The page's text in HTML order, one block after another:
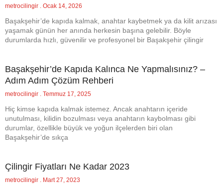
metrocilingir Ocak 14, 2026
Başakşehir’de kapıda kalmak, anahtar kaybetmek ya da kilit arızası
yaşamak günün her anında herkesin başına gelebilir. Böyle
durumlarda hızlı, güvenilir ve profesyonel bir Başakşehir çilingir
Başakşehir’de Kapıda Kalınca Ne Yapmalısınız? –
Adım Adım Çözüm Rehberi
metrocilingir Temmuz 17, 2025
Hiç kimse kapıda kalmak istemez. Ancak anahtarın içeride
unutulması, kilidin bozulması veya anahtarın kaybolması gibi
durumlar, özellikle büyük ve yoğun ilçelerden biri olan
Başakşehir’de sıkça
Çilingir Fiyatları Ne Kadar 2023
metrocilingir Mart 27, 2023